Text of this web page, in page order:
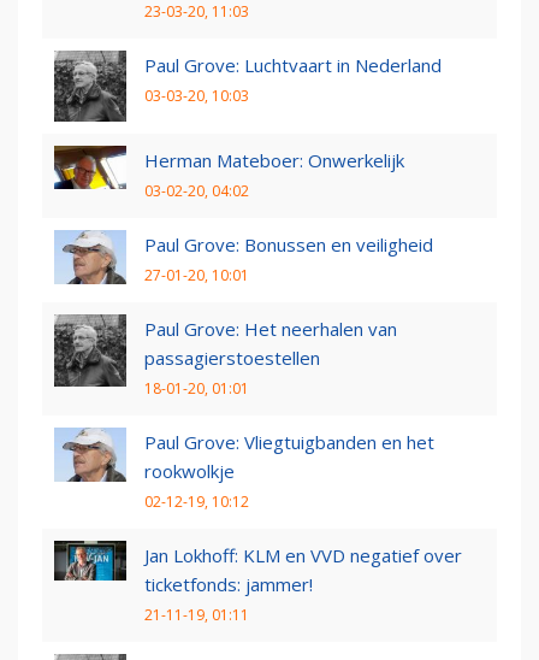
23-03-20, 11:03
Paul Grove: Luchtvaart in Nederland
03-03-20, 10:03
Herman Mateboer: Onwerkelijk
03-02-20, 04:02
Paul Grove: Bonussen en veiligheid
27-01-20, 10:01
Paul Grove: Het neerhalen van
passagierstoestellen
18-01-20, 01:01
Paul Grove: Vliegtuigbanden en het
rookwolkje
02-12-19, 10:12
Jan Lokhoff: KLM en VVD negatief over
ticketfonds: jammer!
21-11-19, 01:11